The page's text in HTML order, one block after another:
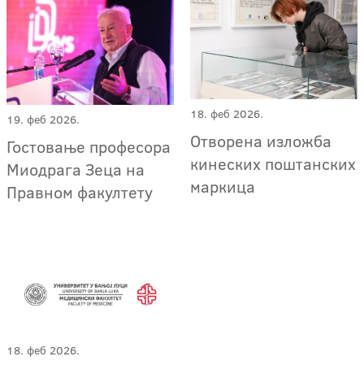
19. феб 2026.
Гостовање професора
Миодрага Зеца на
Правном факултету
18. феб 2026.
Отворена изложба
кинеских поштанских
маркица
18. феб 2026.